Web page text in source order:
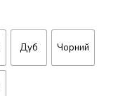
Дуб Чорний